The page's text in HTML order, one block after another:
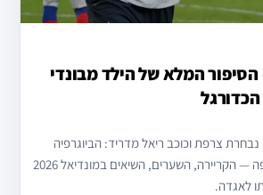
המלא של הילד מבונדי
צרפת וכוכב ריאל מדריד: הביוגרפיה
המלאה של קיליאן אמבפה — הקריירה, השערים, השיאים במונדיאל 2026
לאגדה.